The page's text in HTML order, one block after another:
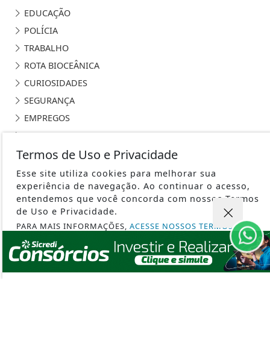
EDUCAÇÃO
POLÍCIA
ROTA BIOCEÂNICA
PORTAL AGRONOSSO - TODOS OS DIREITOS RESERVADOS
TERMOS DE USO E PRIVACIDADE
Termos de Uso e Privacidade
Esse site utiliza cookies para melhorar sua
experiência de navegação. Ao continuar o acesso,
entendemos que você concorda com nossos Termos
de Uso e Privacidade.
PARA MAIS INFORMAÇÕES, ACESSE NOSSOS TERMOS
CLICANDO AQUI
PROSSEGUIR